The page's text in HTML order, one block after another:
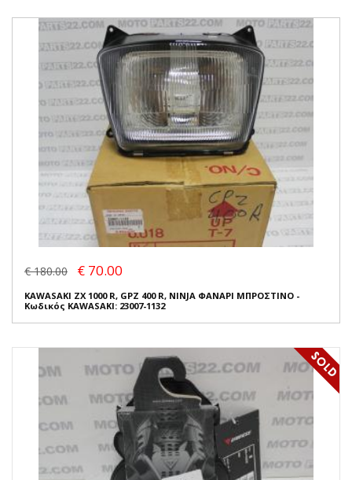
€ 180.00 € 70.00
KAWASAKI ZX 1000 R, GPZ 400 R, NINJA ΦΑΝΑΡΙ ΜΠΡΟΣΤΙΝΟ -
Κωδικός KAWASAKI: 23007-1132